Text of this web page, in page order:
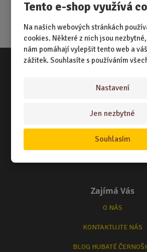
Tento e-shop využívá
Na našich webových stránkách
cookies. Některé z nich jsou
nám pomáhají vylepšit tento web a
zážitek. Souhlasíte s používáním
Nastavení
Jen nezbytné
Souhlasím
Vše o nákupu
TERMÍNY ODESLÁNÍ
ZPŮSOB DORUČENÍ
Zajímá Vás
O NÁS
KONTAKTUJTE NÁS
BLOG HUBATÉ